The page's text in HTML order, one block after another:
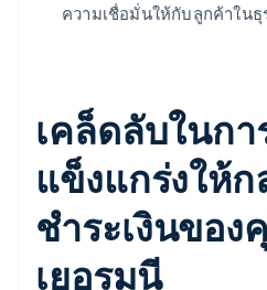
ความเชื่อมั่นให้กับลูกค้าใน
เคล็ดลับในกา
แข็งแกร่งให้
ชำระเงินขอ
เยอรมนี